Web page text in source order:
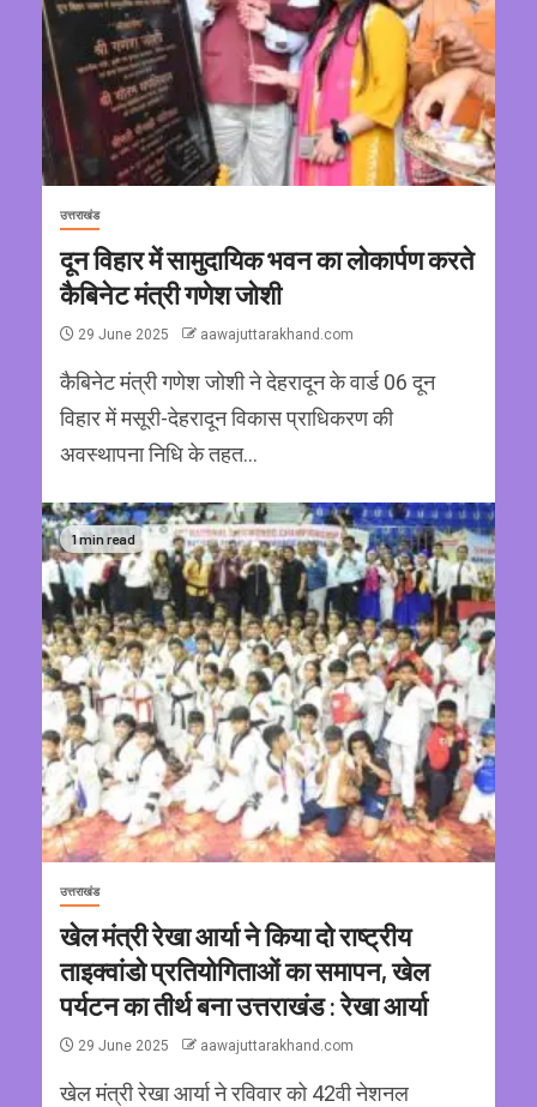
उत्तराखंड
दून विहार में सामुदायिक भवन का लोकार्पण करते
कैबिनेट मंत्री गणेश जोशी
29 June 2025 aawajuttarakhand.com
कैबिनेट मंत्री गणेश जोशी ने देहरादून के वार्ड 06 दून
विहार में मसूरी-देहरादून विकास प्राधिकरण की
अवस्थापना निधि के तहत...
1 min read
उत्तराखंड
खेल मंत्री रेखा आर्या ने किया दो राष्ट्रीय
ताइक्वांडो प्रतियोगिताओं का समापन, खेल
पर्यटन का तीर्थ बना उत्तराखंड : रेखा आर्या
29 June 2025 aawajuttarakhand.com
खेल मंत्री रेखा आर्या ने रविवार को 42वी नेशनल